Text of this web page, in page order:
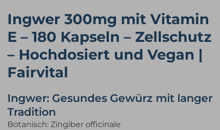
Ingwer 300mg mit Vitamin
E – 180 Kapseln – Zellschutz
– Hochdosiert und Vegan |
Fairvital
Ingwer: Gesundes Gewürz mit langer
Tradition
Botanisch: Zingiber officinale